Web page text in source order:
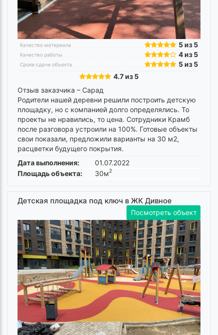
Качество материала 5 из 5
Качество работы 4 из 5
Сроки сдачи объекта
5 из 5
4.7 из 5
Отзыв заказчика – Сарад
Родители нашей деревни решили построить детскую
площадку, но с компанией долго определялись. То
проекты не нравились, то цена. Сотрудники Крамб
после разговора устроили на 100%. Готовые объекты
свои показали, предложили варианты на 30 м2,
расцветки будущего покрытия.
Дата выполнения:
01.07.2022
Площадь объекта:
30м2
Детская площадка под ключ в ЖК Дивное
Посмотреть объект